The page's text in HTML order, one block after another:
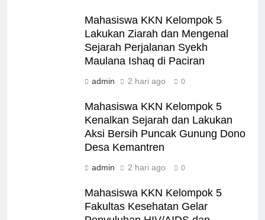
Mahasiswa KKN Kelompok 5
Lakukan Ziarah dan Mengenal
Sejarah Perjalanan Syekh
Maulana Ishaq di Paciran
admin 2 hari ago 0
Mahasiswa KKN Kelompok 5
Kenalkan Sejarah dan Lakukan
Aksi Bersih Puncak Gunung Dono
Desa Kemantren
admin 2 hari ago 0
Mahasiswa KKN Kelompok 5
Fakultas Kesehatan Gelar